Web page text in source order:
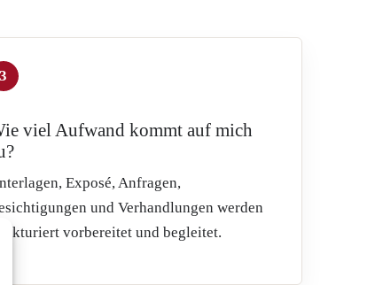
3
viel Aufwand kommt auf mich
Exposé, Anfragen,
und Verhandlungen werden
vorbereitet und begleitet.